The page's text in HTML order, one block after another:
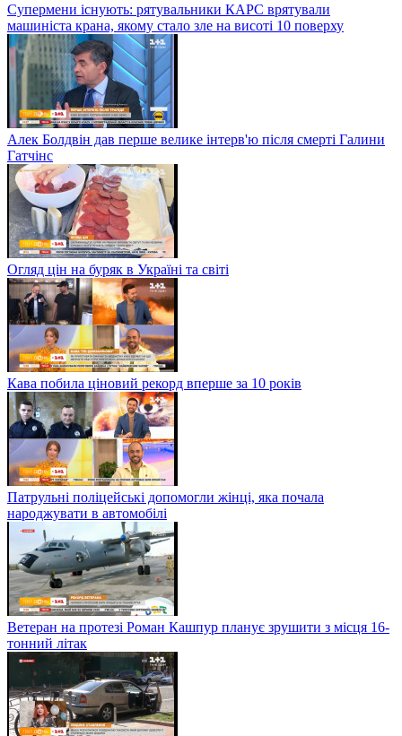
Супермени існують: рятувальники КАРС врятували
машиніста крана, якому стало зле на висоті 10 поверху
Алек Болдвін дав перше велике інтерв'ю після смерті Галини
Гатчінс
Огляд цін на буряк в Україні та світі
Кава побила ціновий рекорд вперше за 10 років
Патрульні поліцейські допомогли жінці, яка почала
народжувати в автомобілі
Ветеран на протезі Роман Кашпур планує зрушити з місця 16-
тонний літак